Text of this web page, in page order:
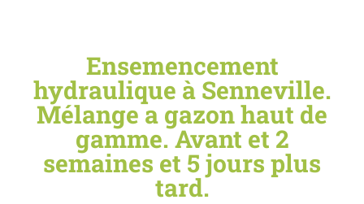
Ensemencement
hydraulique à Senneville.
Mélange a gazon haut de
gamme. Avant et 2
semaines et 5 jours plus
tard.